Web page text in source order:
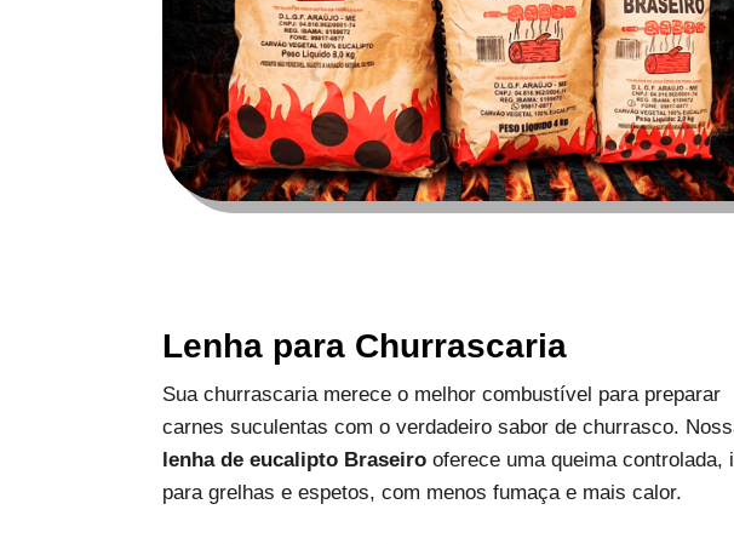
Lenha para Churrascaria
Sua churrascaria merece o melhor combustível para preparar
carnes suculentas com o verdadeiro sabor de churrasco.
lenha de eucalipto Braseiro oferece uma queima controlada,
para grelhas e espetos, com menos fumaça e mais calor.